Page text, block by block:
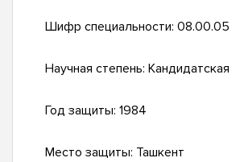
Шифр специальности: 08.00.05
Научная степень: Кандидатская
Год защиты: 1984
Место защиты: Ташкент